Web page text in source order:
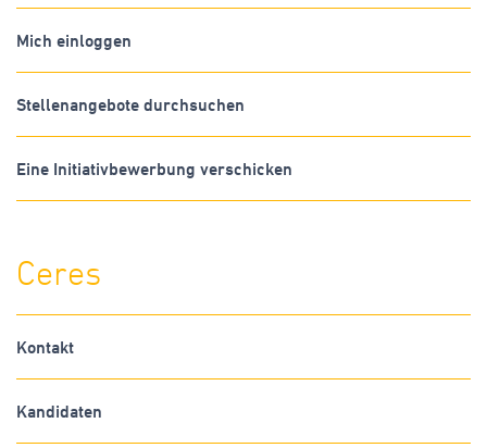
Mich einloggen
Stellenangebote durchsuchen
Eine Initiativbewerbung verschicken
Ceres
Kontakt
Kandidaten